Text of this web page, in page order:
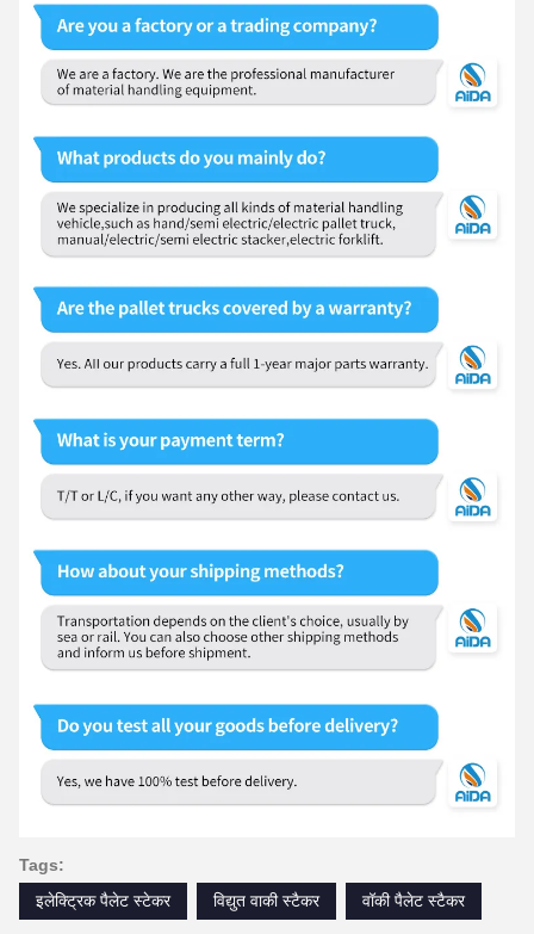
Tags:
इलेक्ट्रिक पैलेट स्टेकर
विद्युत वाकी स्टैकर वॉकी पैलेट स्टैकर